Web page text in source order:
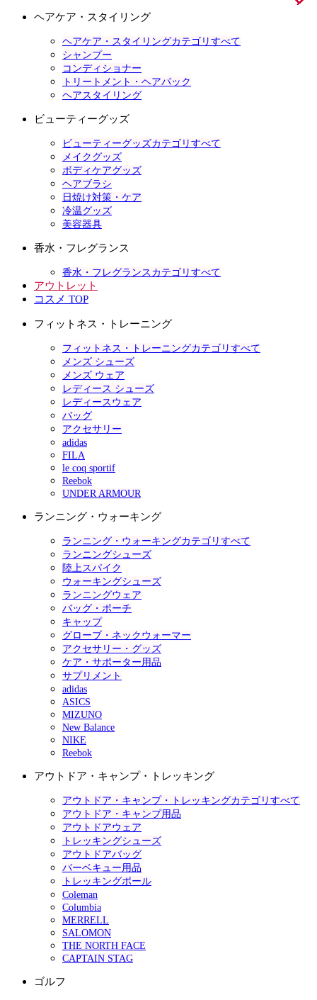
ヘアケア・スタイリング
ヘアケア・スタイリングカテゴリすべて
シャンプー
コンディショナー
トリートメント・ヘアパック
ヘアスタイリング
ビューティーグッズ
ビューティーグッズカテゴリすべて
メイクグッズ
ボディケアグッズ
ヘアブラシ
日焼け対策・ケア
冷温グッズ
美容器具
香水・フレグランス
香水・フレグランスカテゴリすべて
アウトレット
コスメ TOP
フィットネス・トレーニング
フィットネス・トレーニングカテゴリすべて
メンズ シューズ
メンズ ウェア
レディース シューズ
レディースウェア
バッグ
アクセサリー
adidas
FILA
le coq sportif
Reebok
UNDER ARMOUR
ランニング・ウォーキング
ランニング・ウォーキングカテゴリすべて
ランニングシューズ
陸上スパイク
ウォーキングシューズ
ランニングウェア
バッグ・ポーチ
キャップ
グローブ・ネックウォーマー
アクセサリー・グッズ
ケア・サポーター用品
サプリメント
adidas
ASICS
MIZUNO
New Balance
NIKE
Reebok
アウトドア・キャンプ・トレッキング
アウトドア・キャンプ・トレッキングカテゴリすべて
アウトドア・キャンプ用品
アウトドアウェア
トレッキングシューズ
アウトドアバッグ
バーベキュー用品
トレッキングポール
Coleman
Columbia
MERRELL
SALOMON
THE NORTH FACE
CAPTAIN STAG
ゴルフ